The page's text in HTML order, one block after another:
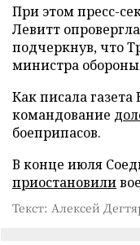
При этом пресс-
Левитт
подчеркнув, что
министра
Как писала
командование
боеприпасов.
В конце июля
приостановили
Текст: Алексей